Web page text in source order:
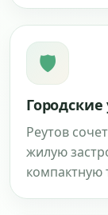
🛡
Реутов
жилую
компактную